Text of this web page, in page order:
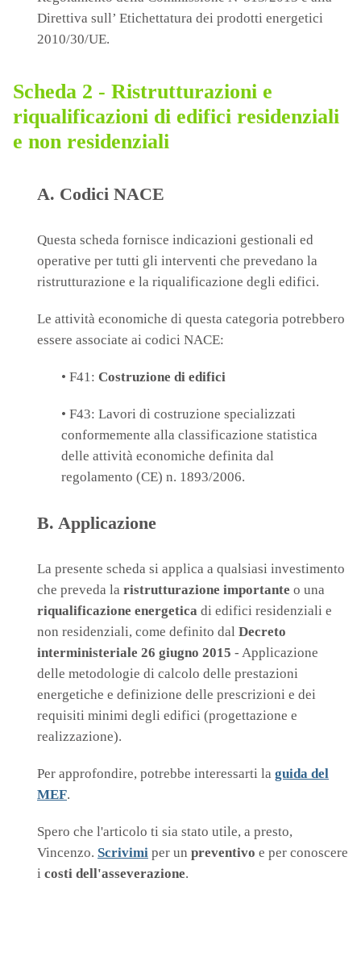
Direttiva sull’ Etichettatura dei prodotti energetici
2010/30/UE.
Scheda 2 - Ristrutturazioni e
riqualificazioni di edifici residenziali
e non residenziali
A. Codici NACE
Questa scheda fornisce indicazioni gestionali ed
operative per tutti gli interventi che prevedano la
ristrutturazione e la riqualificazione degli edifici.
Le attività economiche di questa categoria potrebbero
essere associate ai codici NACE:
• F41: Costruzione di edifici
• F43: Lavori di costruzione specializzati
conformemente alla classificazione statistica
delle attività economiche definita dal
regolamento (CE) n. 1893/2006.
B. Applicazione
La presente scheda si applica a qualsiasi investimento
che preveda la ristrutturazione importante o una
riqualificazione energetica di edifici residenziali e
non residenziali, come definito dal Decreto
interministeriale 26 giugno 2015 - Applicazione
delle metodologie di calcolo delle prestazioni
energetiche e definizione delle prescrizioni e dei
requisiti minimi degli edifici (progettazione e
realizzazione).
Per approfondire, potrebbe interessarti la guida del
MEF.
Spero che l'articolo ti sia stato utile, a presto,
Vincenzo. Scrivimi per un preventivo e per conoscere
i costi dell'asseverazione.